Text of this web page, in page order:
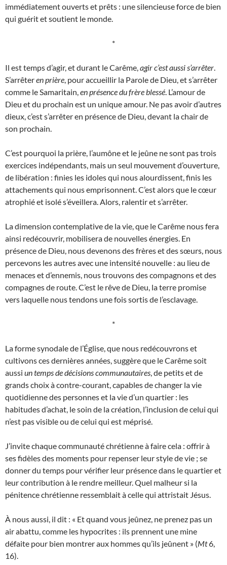
immédiatement ouverts et prêts : une silencieuse force de bien
qui guérit et soutient le monde.
*
Il est temps d’agir, et durant le Carême,agir c’est aussi s’arrêter.
S’arrêteren prière, pour accueillir la Parole de Dieu, et s’arrêter
comme le Samaritain,en présence du frère blessé. L’amour de
Dieu et du prochain est un unique amour. Ne pas avoir d’autres
dieux, c’est s’arrêter en présence de Dieu, devant la chair de
son prochain.
C’est pourquoi la prière, l’aumône et le jeûne ne sont pas trois
exercices indépendants, mais un seul mouvement d’ouverture,
de libération : finies les idoles qui nous alourdissent, finis les
attachements qui nous emprisonnent. C’est alors que le cœur
atrophié et isolé s’éveillera. Alors, ralentir et s’arrêter.
La dimension contemplative de la vie, que le Carême nous fera
ainsi redécouvrir, mobilisera de nouvelles énergies. En
présence de Dieu, nous devenons des frères et des sœurs, nous
percevons les autres avec une intensité nouvelle : au lieu de
menaces et d’ennemis, nous trouvons des compagnons et des
compagnes de route. C’est le rêve de Dieu, la terre promise
vers laquelle nous tendons une fois sortis de l’esclavage.
*
La forme synodale de l’Église, que nous redécouvrons et
cultivons ces dernières années, suggère que le Carême soit
aussi un temps de décisions communautaires, de petits et de
grands choix à contre-courant, capables de changer la vie
quotidienne des personnes et la vie d’un quartier : les
habitudes d’achat, le soin de la création, l’inclusion de celui qui
n’est pas visible ou de celui qui est méprisé.
J’invite chaque communauté chrétienne à faire cela : offrir à
ses fidèles des moments pour repenser leur style de vie ; se
donner du temps pour vérifier leur présence dans le quartier et
leur contribution à le rendre meilleur. Quel malheur si la
pénitence chrétienne ressemblait à celle qui attristait Jésus.
À nous aussi, il dit : « Et quand vous jeûnez, ne prenez pas un
air abattu, comme les hypocrites : ils prennent une mine
défaite pour bien montrer aux hommes qu’ils jeûnent » (Mt6,
16).